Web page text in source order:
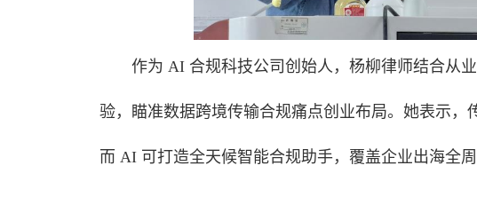
作为 AI 合规科技公司创始人，杨柳律师结合从
验，瞄准数据跨境传输合规痛点创业布局。她表示，
而 AI 可打造全天候智能合规助手，覆盖企业出海全